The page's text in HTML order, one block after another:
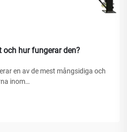
hur fungerar den?
en av de mest mångsidiga och
inom